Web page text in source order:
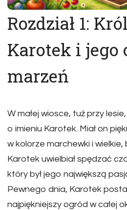
Rozdział 1:
Karotek i jego
marzeń
W małej wiosce, tuż przy
o imieniu Karotek. Miał on
w kolorze marchewki i wielkie,
Karotek uwielbiał spędzać
który był jego największą
Pewnego dnia, Karotek
najpiękniejszy ogród w całej